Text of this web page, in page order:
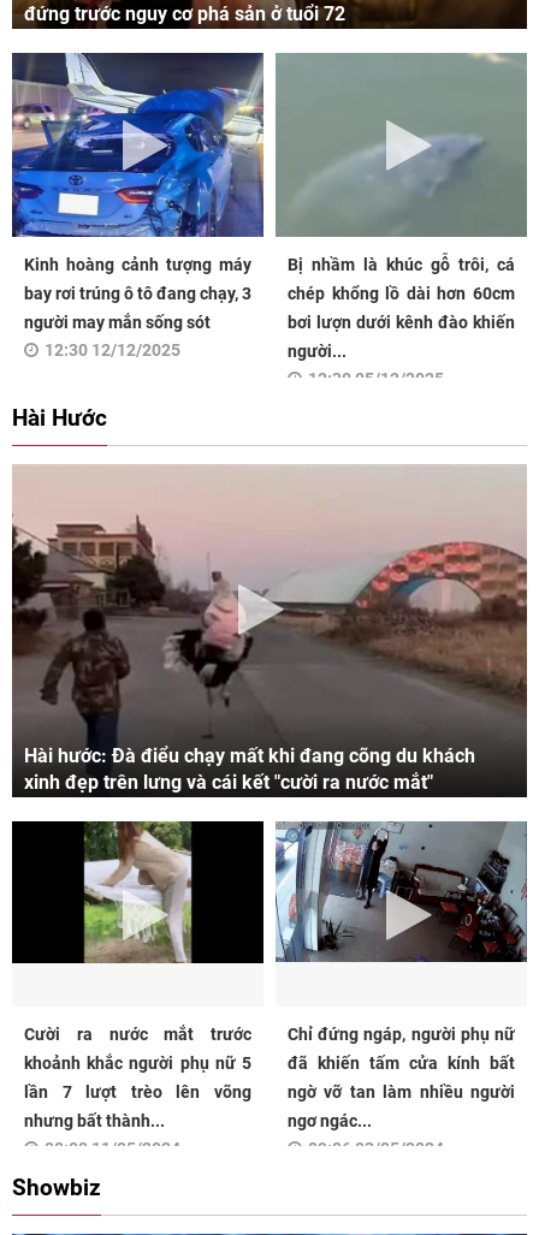
đứng trước nguy cơ phá sản ở tuổi 72
Kinh hoàng cảnh tượng máy
bay rơi trúng ô tô đang chạy, 3
người may mắn sống sót
12:30 12/12/2025
Bị nhầm là khúc gỗ trôi, cá
chép khổng lồ dài hơn 60cm
bơi lượn dưới kênh đào khiến
người...
12:30 05/12/2025
Hài Hước
Hài hước: Đà điểu chạy mất khi đang cõng du khách
xinh đẹp trên lưng và cái kết "cười ra nước mắt"
Cười ra nước mắt trước
khoảnh khắc người phụ nữ 5
lần 7 lượt trèo lên võng
nhưng bất thành...
08:00 11/05/2024
Chỉ đứng ngáp, người phụ nữ
đã khiến tấm cửa kính bất
ngờ vỡ tan làm nhiều người
ngơ ngác...
09:06 03/05/2024
Showbiz